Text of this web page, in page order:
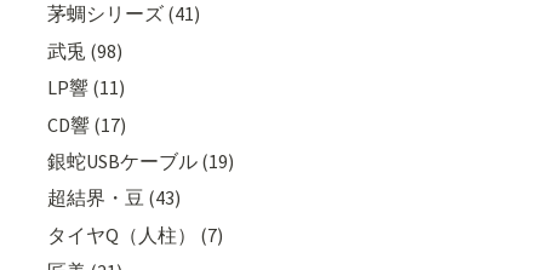
茅蜩シリーズ (41)
武兎 (98)
LP響 (11)
CD響 (17)
銀蛇USBケーブル (19)
超結界・豆 (43)
タイヤQ（人柱） (7)